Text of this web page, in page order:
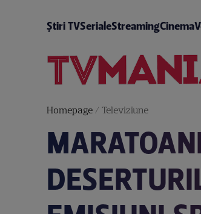
Știri TVSerialeStreamingCinema
Homepage/ Televiziune